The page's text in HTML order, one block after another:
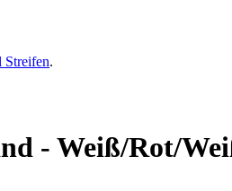
Streifen.
- Weiß/Rot/